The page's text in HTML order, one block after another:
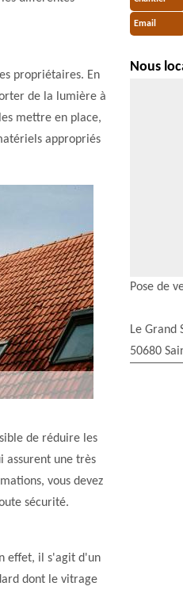
propriétaires. En
de la lumière à
mettre en place,
appropriés
de réduire les
assurent une très
vous devez
sécurité.
effet, il s'agit d'un
dont le vitrage
Email
Nous
Pose de
Le Grand
50680